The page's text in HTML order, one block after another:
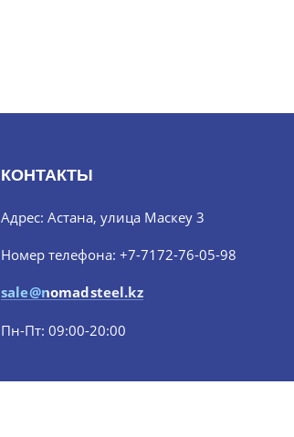
КОНТАКТЫ
Адрес: Астана, улица Маскеу 3
Номер телефона: +7-7172-76-05-98
sale@nomadsteel.kz
Пн-Пт: 09:00-20:00